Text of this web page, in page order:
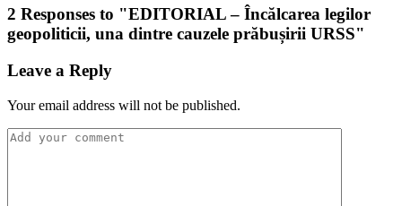
2 Responses to "EDITORIAL – Încălcarea legilor
geopoliticii, una dintre cauzele prăbușirii URSS"
Leave a Reply
Your email address will not be published.